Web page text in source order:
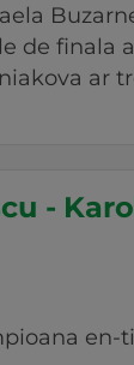
de finala
ar
-
en-